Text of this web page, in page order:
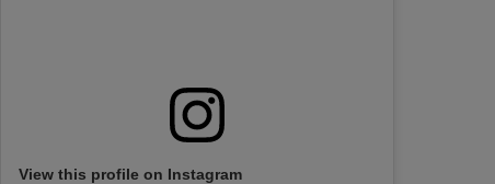
View this profile on Instagram